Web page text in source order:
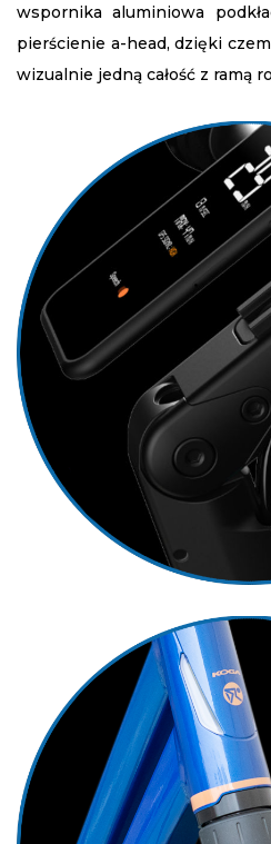
wspornika aluminiowa
pierścienie a-head, dzięki
wizualnie jedną całość z ramą